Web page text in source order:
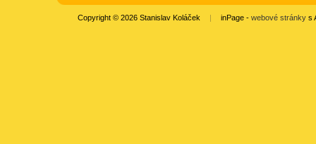
Copyright © 2026 Stanislav Koláček | inPage - webové stránky s